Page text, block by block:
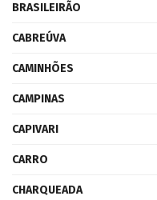
BRASILEIRÃO
CABREÚVA
CAMINHÕES
CAMPINAS
CAPIVARI
CARRO
CHARQUEADA